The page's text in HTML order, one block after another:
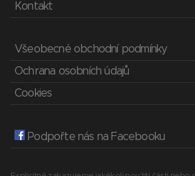
Kontakt
Všeobecné obchodní podmínky
Ochrana osobních údajů
Cookies
Podpořte nás na Facebooku